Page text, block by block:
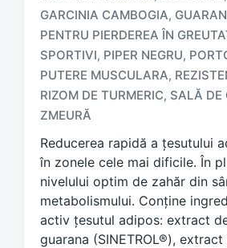
T
a
g
e
d
w
t
h
GARCINIA CAMBOGIA,
PENTRU PIERDEREA ÎN
SPORTIVI, PIPER NEGRU,
PUTERE MUSCULARA,
RIZOM DE TURMERIC, SALĂ DE
ZMEURĂ
Reducerea rapidă a țesutului
în zonele cele mai dificile. În
nivelului optim de zahăr din
metabolismului. Conține
activ țesutul adipos: extract
guarana (SINETROL®),